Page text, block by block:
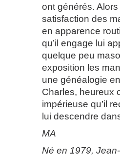
ont générés.
satisfaction des
en apparence
qu’il engage lui
quelque peu
exposition les
une généalogie
Charles, heureux
impérieuse qu’il
lui descendre
MA
Né en 1979,